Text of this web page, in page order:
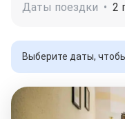
Даты поездки • 2
Выберите даты,